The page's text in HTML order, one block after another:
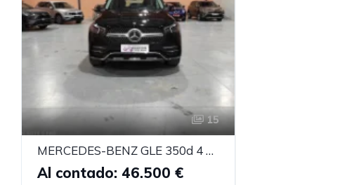
15
MERCEDES-BENZ GLE 350d 4 MATIC PREMIUM
Al contado: 46.500 €